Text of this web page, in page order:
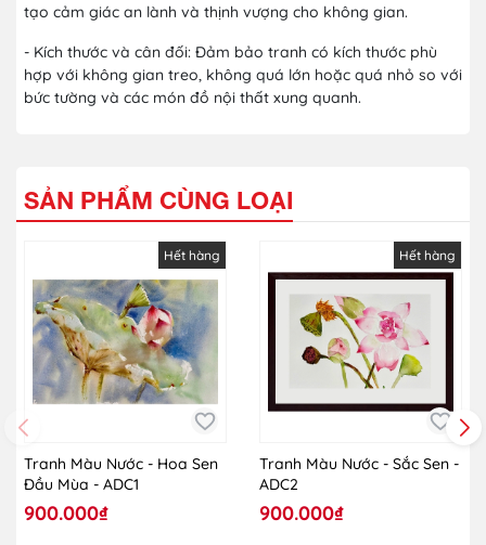
tạo cảm giác an lành và thịnh vượng cho không gian.
- Kích thước và cân đối: Đảm bảo tranh có kích thước phù
hợp với không gian treo, không quá lớn hoặc quá nhỏ so với
bức tường và các món đồ nội thất xung quanh.
SẢN PHẨM CÙNG LOẠI
Hết hàng
Tranh Màu Nước - Hoa Sen
Đầu Mùa - ADC1
900.000₫
Hết hàng
Tranh Màu Nước - Sắc Sen -
ADC2
900.000₫